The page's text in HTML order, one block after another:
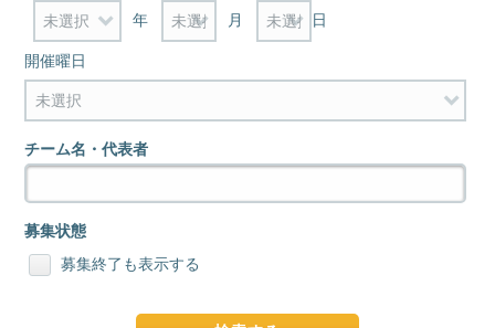
年
月 日
開催曜日
チーム名・代表者
募集状態
募集終了も表示する